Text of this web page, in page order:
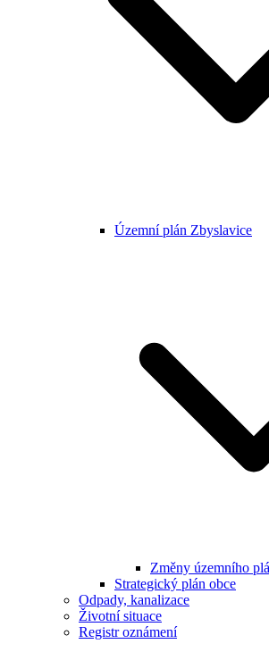
Územní plán Zbyslavice
Změny územního
Strategický plán obce
Odpady, kanalizace
Životní situace
Registr oznámení